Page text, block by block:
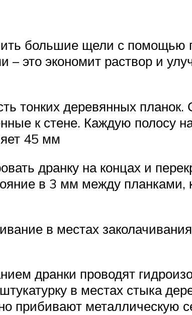
большие щели с
это экономит раствор и
тонких деревянных планок.
к стене. Каждую полосу
45 мм
дранку на концах и
в 3 мм между планками,
в местах
дранки проводят
в местах стыка
прибивают металлическую